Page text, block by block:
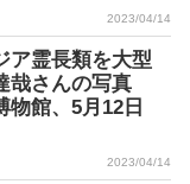
2023/04/14
ア霊長類を大型
さんの写真
館、5月12日
2023/04/14